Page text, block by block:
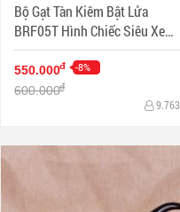
Bộ Gạt Tàn Kiêm Bật Lửa
BRF05T Hình Chiếc Siêu Xe
Sáng Tạo
550.000đ -8%
600.000đ
9.763